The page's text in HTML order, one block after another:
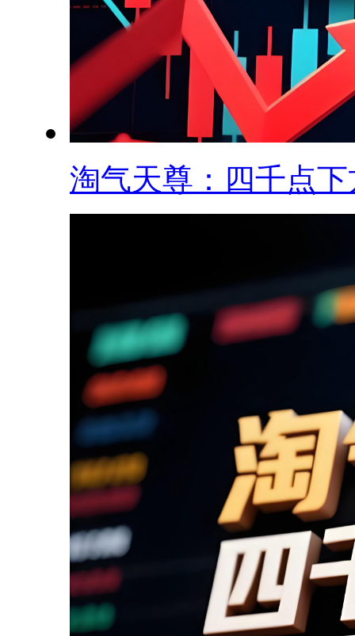
淘气天尊：四千点下